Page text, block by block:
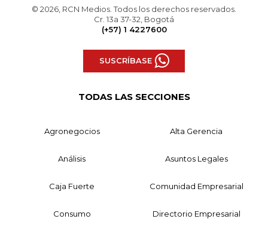
© 2026, RCN Medios. Todos los derechos reservados.
Cr. 13a 37-32, Bogotá
(+57) 1 4227600
SUSCRÍBASE
TODAS LAS SECCIONES
Agronegocios Alta Gerencia
Análisis Asuntos Legales
Caja Fuerte Comunidad Empresarial
Consumo Directorio Empresarial